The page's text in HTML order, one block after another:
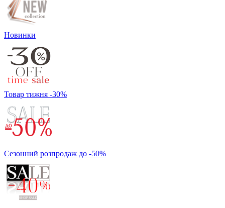
Новинки
Товар тижня -30%
Сезонний розпродаж до -50%